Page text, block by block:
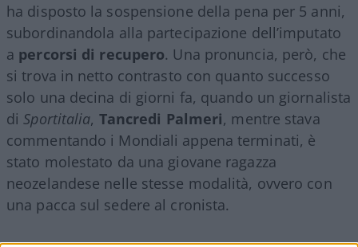
ha disposto la sospensione della pena per 5 anni,
subordinandola alla partecipazione dell’imputato
a percorsi di recupero. Una pronuncia, però, che
si trova in netto contrasto con quanto successo
solo una decina di giorni fa, quando un giornalista
diSportitalia, Tancredi Palmeri, mentre stava
commentando i Mondiali appena terminati, è
stato molestato da una giovane ragazza
neozelandese nelle stesse modalità, ovvero con
una pacca sul sedere al cronista.